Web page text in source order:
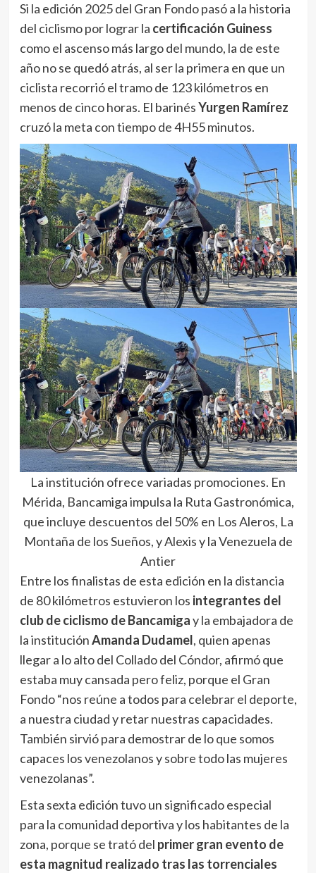
Si la edición 2025 del Gran Fondo pasó a la historia
del ciclismo por lograr la certificación Guiness
como el ascenso más largo del mundo, la de este
año no se quedó atrás, al ser la primera en que un
ciclista recorrió el tramo de 123 kilómetros en
menos de cinco horas. El barinésYurgen Ramírez
cruzó la meta con tiempo de 4H55 minutos.
La institución ofrece variadas promociones. En
Mérida, Bancamiga impulsa la Ruta Gastronómica,
que incluye descuentos del 50% en Los Aleros, La
Montaña de los Sueños, y Alexis y la Venezuela de
Antier
Entre los finalistas de esta edición en la distancia
de 80 kilómetros estuvieron los integrantes del
club de ciclismo de Bancamigay la embajadora de
la instituciónAmanda Dudamel, quien apenas
llegar a lo alto del Collado del Cóndor, afirmó que
estaba muy cansada pero feliz, porque el Gran
Fondo “nos reúne a todos para celebrar el deporte,
a nuestra ciudad y retar nuestras capacidades.
También sirvió para demostrar de lo que somos
capaces los venezolanos y sobre todo las mujeres
venezolanas”.
Esta sexta edición tuvo un significado especial
para la comunidad deportiva y los habitantes de la
zona, porque se trató del primer gran evento de
esta magnitud realizado tras las torrenciales